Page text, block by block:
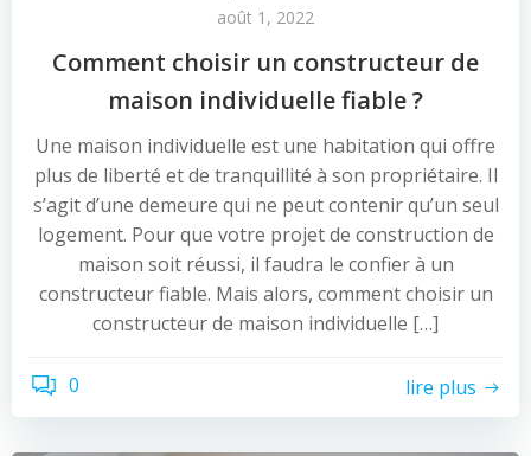
août 1, 2022
Comment choisir un constructeur de
maison individuelle fiable ?
Une maison individuelle est une habitation qui offre
plus de liberté et de tranquillité à son propriétaire. Il
s’agit d’une demeure qui ne peut contenir qu’un seul
logement. Pour que votre projet de construction de
maison soit réussi, il faudra le confier à un
constructeur fiable. Mais alors, comment choisir un
constructeur de maison individuelle […]
0 lire plus